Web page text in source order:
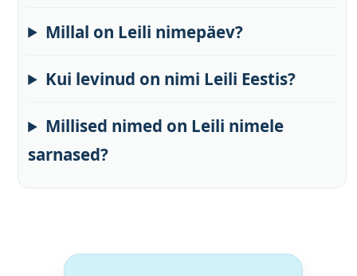
Millal on Leili nimepäev?
Kui levinud on nimi Leili Eestis?
Millised nimed on Leili nimele
sarnased?